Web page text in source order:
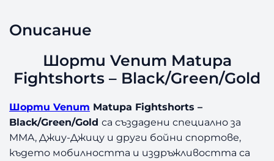
Описание
Шорти Venum Matupa
Fightshorts – Black/Green/Gold
Шорти Venum Matupa Fightshorts –
Black/Green/Goldса създадени специално за
MMA, Джиу-Джицу и други бойни спортове,
където мобилността и издръжливостта са